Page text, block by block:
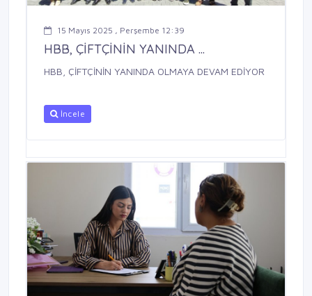
15 Mayıs 2025 , Perşembe 12:39
HBB, ÇİFTÇİNİN YANINDA ...
HBB, ÇİFTÇİNİN YANINDA OLMAYA DEVAM EDİYOR
İncele